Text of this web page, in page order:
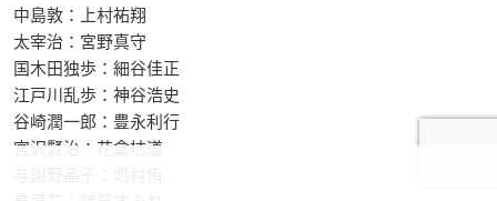
中島敦：上村祐翔
太宰治：宮野真守
国木田独歩：細谷佳正
江戸川乱歩：神谷浩史
谷崎潤一郎：豊永利行
宮沢賢治：花倉桔道